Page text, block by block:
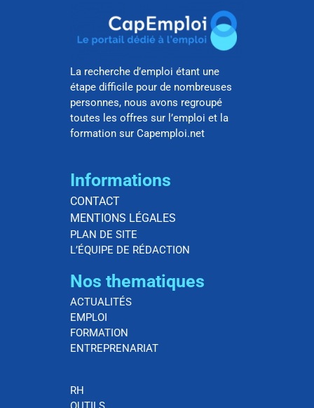
La recherche d’emploi étant une
étape difficile pour de nombreuses
personnes, nous avons regroupé
toutes les offres sur l’emploi et la
formation sur Capemploi.net
Informations
CONTACT
MENTIONS LÉGALES
PLAN DE SITE
L’ÉQUIPE DE RÉDACTION
Nos thematiques
ACTUALITÉS
EMPLOI
FORMATION
ENTREPRENARIAT
RH